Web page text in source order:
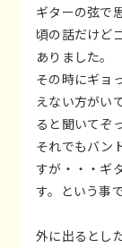
ギターの弦で
頃の話だけど
ありました。
その時にギョ
えない方がい
ると聞いてぞ
それでもバン
すが・・・ギ
す。という事
外に出るとし